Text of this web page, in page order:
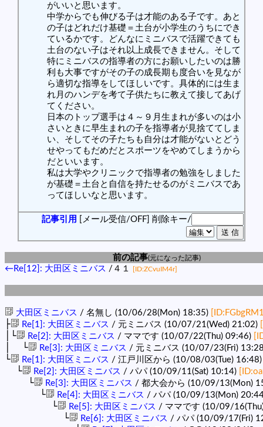
がいいと思います。
中学からでも伸びる子は才能のある子です。あと
の子はどれだけ基礎＝土台が小学生のうちにでき
ているかです。どんなにミニバスで活躍できても
土台のない子はそれ以上成長できません。そして
特にミニバスの指導者の方にお願いしたいのは勝
利も大事ですがその子の成長期も度合いを見なが
ら適切な指導をしてほしいです。具体的には生ま
れ月のハンデを考て子供たちに教えて接してあげ
てください。
日本のトップ選手は４～９月生まれが多いのは小
さいときに早生まれの子を指導者が見捨ててしま
い、そしてその子たちも自分は才能がないとどう
せやってもだめだとスポーツをやめてしまうから
だといいます。
私は大学やクリニックで指導者の勉強をしました
が基礎＝土台と自信を持たせるのがミニバスであ
ってほしいなと思います。
記事引用 [メール受信/OFF] 削除キー/
前の記事(元になった記事)
←Re[12]: 大田区ミニバス /４１ [ID:ZCvuIM4r]
大田区ミニバス / 名無し (10/06/28(Mon) 18:35)
├ Re[1]: 大田区ミニバス / 元ミニバス (10/07/21(Wed) 21:02)
│└ Re[2]: 大田区ミニバス / ママです (10/07/22(Thu) 09:46)
│ └ Re[3]: 大田区ミニバス / 元ミニバス (10/07/23(Fri)
└ Re[1]: 大田区ミニバス / 江戸川区から (10/08/03(Tue)
└ Re[2]: 大田区ミニバス / パパ (10/09/11(Sat) 10:14)
└ Re[3]: 大田区ミニバス / 都大会から (10/09/13(Mon)
└ Re[4]: 大田区ミニバス / パパ (10/09/13(Mon)
└ Re[5]: 大田区ミニバス / ママです (10/09/
└ Re[6]: 大田区ミニバス / パパ (10/09/17(Fri)